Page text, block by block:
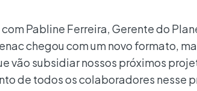
Pabline Ferreira, Gerente do
chegou com um novo formato,
vão subsidiar nossos próximos
de todos os colaboradores nesse